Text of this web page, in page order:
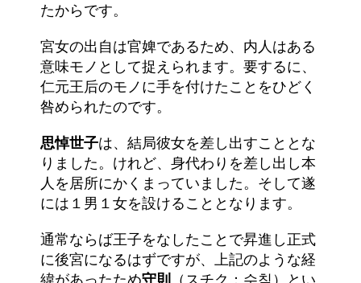
たからです。
宮女の出自は官婢であるため、内人はある
意味モノとして捉えられます。要するに、
仁元王后のモノに手を付けたことをひどく
咎められたのです。
思悼世子は、結局彼女を差し出すこととな
りました。けれど、身代わりを差し出し本
人を居所にかくまっていました。そして遂
には１男１女を設けることとなります。
通常ならば王子をなしたことで昇進し正式
に後宮になるはずですが、上記のような経